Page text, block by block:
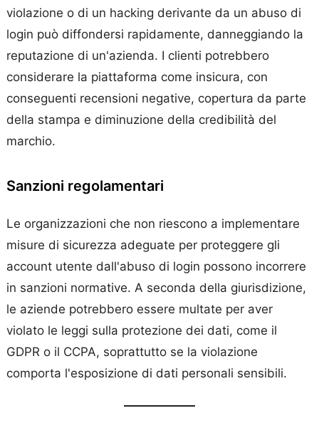
violazione o di un hacking derivante da un abuso di
login può diffondersi rapidamente, danneggiando la
reputazione di un'azienda. I clienti potrebbero
considerare la piattaforma come insicura, con
conseguenti recensioni negative, copertura da parte
della stampa e diminuzione della credibilità del
marchio.
Sanzioni regolamentari
Le organizzazioni che non riescono a implementare
misure di sicurezza adeguate per proteggere gli
account utente dall'abuso di login possono incorrere
in sanzioni normative. A seconda della giurisdizione,
le aziende potrebbero essere multate per aver
violato le leggi sulla protezione dei dati, come il
GDPR o il CCPA, soprattutto se la violazione
comporta l'esposizione di dati personali sensibili.